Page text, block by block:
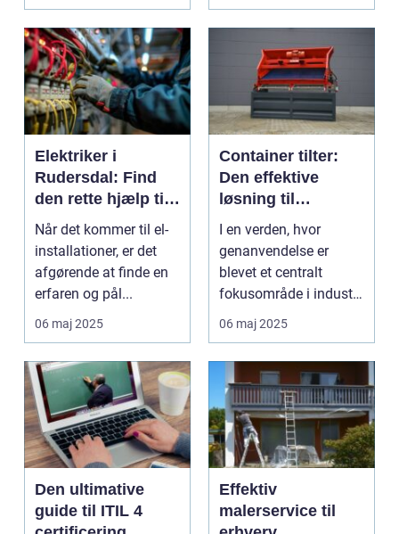
Elektriker i
Rudersdal: Find
den rette hjælp til
dine el-
installationer
Når det kommer til el-
installationer, er det
afgørende at finde en
erfaren og pål...
06 maj 2025
Container tilter:
Den effektive
løsning til
moderne
genanvendelsesin
dustri
I en verden, hvor
genanvendelse er
blevet et centralt
fokusområde i industri
og samfund, er de...
06 maj 2025
Den ultimative
guide til ITIL 4
Effektiv
malerservice til